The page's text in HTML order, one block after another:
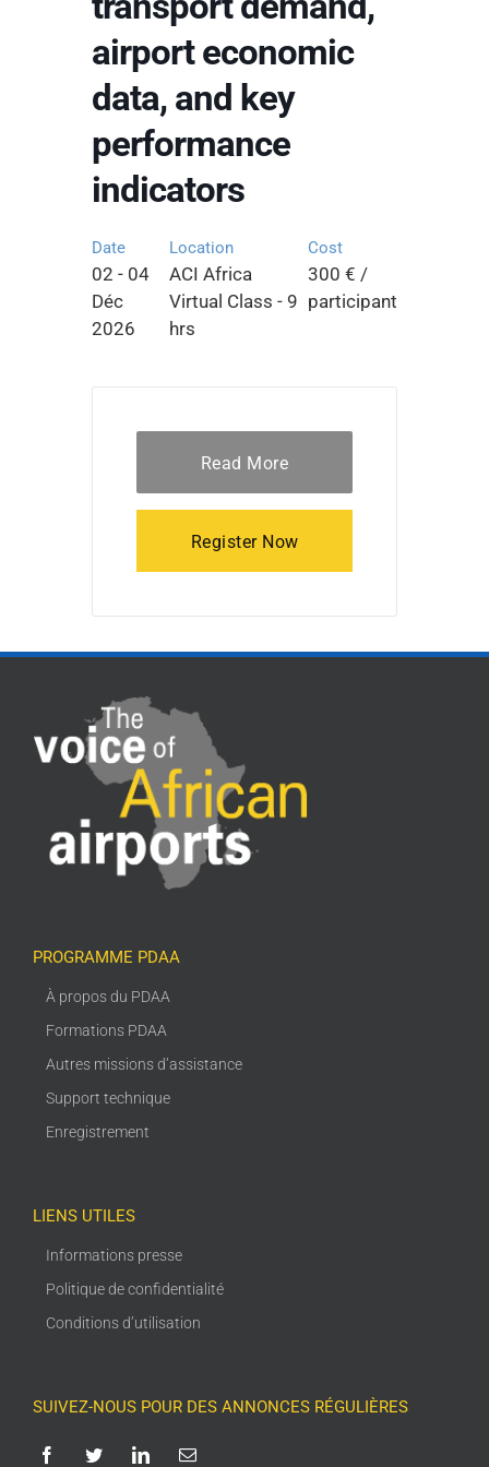
airport economic
data, and key
performance
indicators
Date
02 - 04
Déc
2026
Location
ACI Africa
Virtual Class - 9
hrs
Cost
300 € /
participant
Read More
Register Now
PROGRAMME PDAA
À propos du PDAA
Formations PDAA
Autres missions d’assistance
Support technique
Enregistrement
LIENS UTILES
Informations presse
Politique de confidentialité
Conditions d’utilisation
SUIVEZ-NOUS POUR DES ANNONCES RÉGULIÈRES